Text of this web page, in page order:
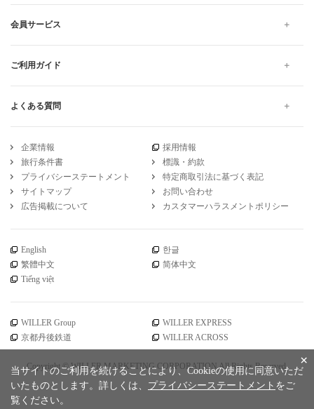
会員サービス
ご利用ガイド
よくある質問
企業情報
採用情報
旅行条件書
標識・約款
プライバシーステートメント
特定商取引法に基づく表記
サイトマップ
お問い合わせ
広告掲載について
カスタマーハラスメントポリシー
English
한글
繁體中文
简体中文
Tiếng việt
WILLER Group
WILLER EXPRESS
京都丹後鉄道
WILLER ACROSS
Copyright © WILLER MARKETING CORPORATION All Rights Reserved. ×
当サイトのご利用を続けることにより、Cookieの使用に同意いただ
いたものとします。詳しくは、 プライバシーステートメント をご
覧ください。